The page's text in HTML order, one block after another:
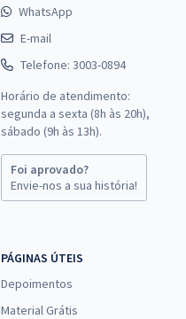
WhatsApp
E-mail
Telefone: 3003-0894
Horário de atendimento:
segunda a sexta (8h às 20h),
sábado (9h às 13h).
Foi aprovado?
Envie-nos a sua história!
PÁGINAS ÚTEIS
Depoimentos
Material Grátis